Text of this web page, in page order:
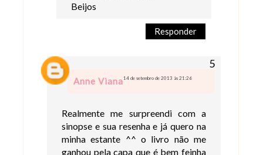
Beijos
Responder
Anne Viana14 de setembro de 2013 às 21:26
Realmente me surpreendi com a
sinopse e sua resenha e já quero na
minha estante ^^ o livro não me
ganhou pela capa que é bem feinha